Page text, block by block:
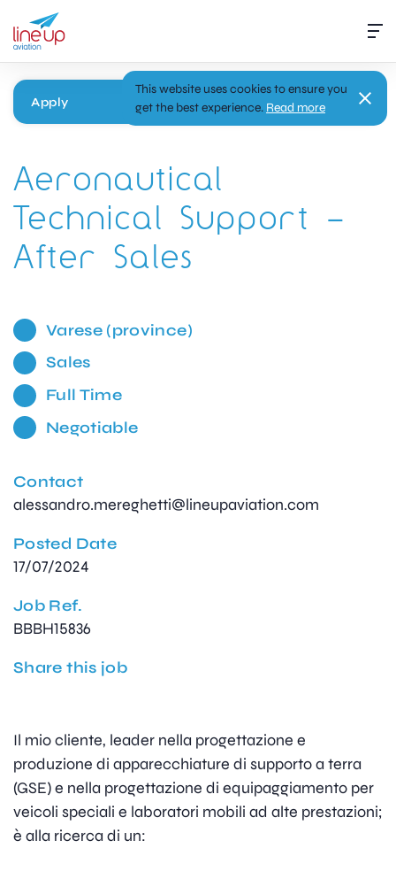
Apply
Aeronautical
Technical Support –
After Sales
Varese (province)
Sales
Full Time
Negotiable
Contact
alessandro.mereghetti@lineupaviation.com
Posted Date
17/07/2024
Job Ref.
BBBH15836
Share this job
Il mio cliente, leader nella progettazione e
produzione di apparecchiature di supporto a terra
(GSE) e nella progettazione di equipaggiamento per
veicoli speciali e laboratori mobili ad alte prestazioni;
è alla ricerca di un:
This website uses cookies to ensure you
get the best experience. Read more